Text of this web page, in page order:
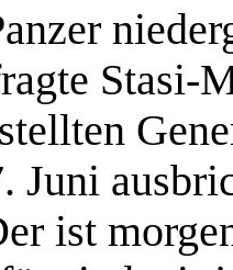
Stasi-
Juni
ist